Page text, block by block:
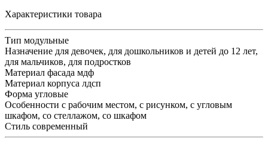
Характеристики товара
Тип модульные
Назначение для девочек, для дошкольников и детей до 12 лет,
для мальчиков, для подростков
Материал фасада мдф
Материал корпуса лдсп
Форма угловые
Особенности с рабочим местом, с рисунком, с угловым
шкафом, со стеллажом, со шкафом
Стиль современный